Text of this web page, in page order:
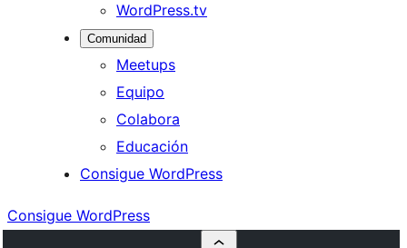
WordPress.tv
Comunidad
Meetups
Equipo
Colabora
Educación
Consigue WordPress
Consigue WordPress